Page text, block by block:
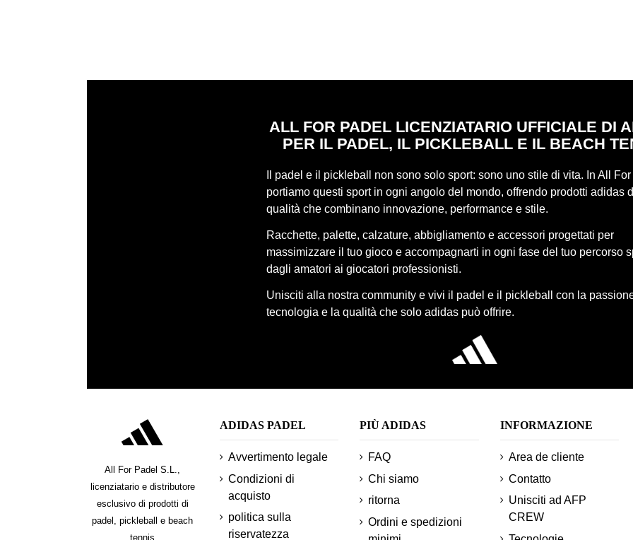
ALL FOR PADEL LICENZIATARIO UFFICIALE DI
PER IL PADEL, IL PICKLEBALL E IL BEACH
Il padel e il pickleball non sono solo sport: sono uno stile di vita. In All For
portiamo questi sport in ogni angolo del mondo, offrendo prodotti adidas
qualità che combinano innovazione, performance e stile.
Racchette, palette, calzature, abbigliamento e accessori progettati per
massimizzare il tuo gioco e accompagnarti in ogni fase del tuo percorso
dagli amatori ai giocatori professionisti.
Unisciti alla nostra community e vivi il padel e il pickleball con la
tecnologia e la qualità che solo adidas può offrire.
All For Padel S.L.,
licenziatario e distributore
esclusivo di prodotti di
padel, pickleball e beach
tennis
ADIDAS PADEL
Avvertimento legale
Condizioni di
acquisto
politica sulla
riservatezza
PIÙ ADIDAS
FAQ
Chi siamo
ritorna
Ordini e spedizioni
INFORMAZIONE
Area de cliente
Contatto
Unisciti ad AFP
CREW